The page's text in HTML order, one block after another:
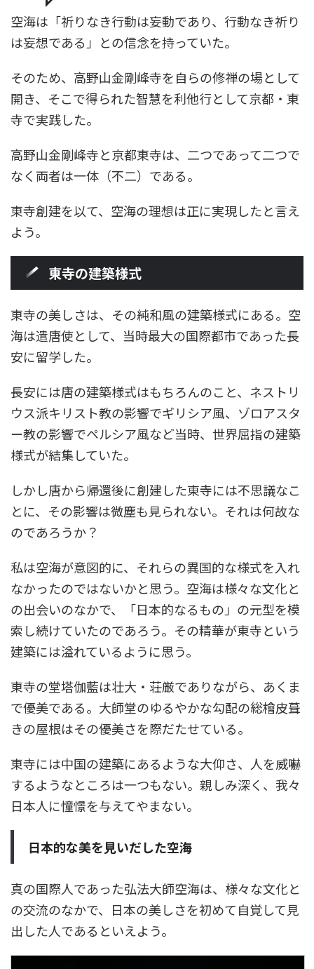
空海は「祈りなき行動は妄動であり、行動なき祈り
は妄想である」との信念を持っていた。
そのため、高野山金剛峰寺を自らの修禅の場として
開き、そこで得られた智慧を利他行として京都・東
寺で実践した。
高野山金剛峰寺と京都東寺は、二つであって二つで
なく両者は一体（不二）である。
東寺創建を以て、空海の理想は正に実現したと言え
よう。
東寺の建築様式
東寺の美しさは、その純和風の建築様式にある。空
海は遣唐使として、当時最大の国際都市であった長
安に留学した。
長安には唐の建築様式はもちろんのこと、ネストリ
ウス派キリスト教の影響でギリシア風、ゾロアスタ
ー教の影響でペルシア風など当時、世界屈指の建築
様式が結集していた。
しかし唐から帰還後に創建した東寺には不思議なこ
とに、その影響は微塵も見られない。それは何故な
のであろうか？
私は空海が意図的に、それらの異国的な様式を入れ
なかったのではないかと思う。空海は様々な文化と
の出会いのなかで、「日本的なるもの」の元型を模
索し続けていたのであろう。その精華が東寺という
建築には溢れているように思う。
東寺の堂塔伽藍は壮大・荘厳でありながら、あくま
で優美である。大師堂のゆるやかな勾配の総檜皮葺
きの屋根はその優美さを際だたせている。
東寺には中国の建築にあるような大仰さ、人を威嚇
するようなところは一つもない。親しみ深く、我々
日本人に憧憬を与えてやまない。
日本的な美を見いだした空海
真の国際人であった弘法大師空海は、様々な文化と
の交流のなかで、日本の美しさを初めて自覚して見
出した人であるといえよう。